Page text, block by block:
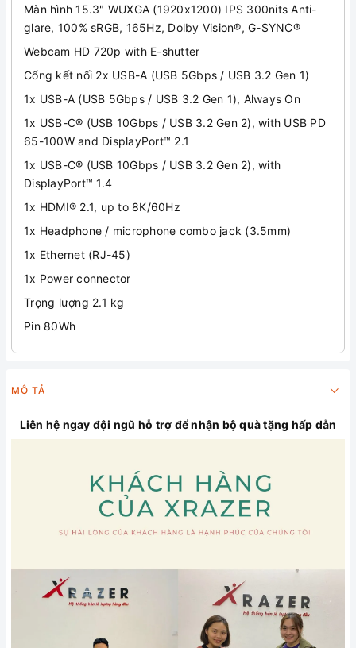
Màn hình 15.3" WUXGA (1920x1200) IPS 300nits Anti-
glare, 100% sRGB, 165Hz, Dolby Vision®, G-SYNC®
Webcam HD 720p with E-shutter
Cổng kết nối 2x USB-A (USB 5Gbps / USB 3.2 Gen 1)
1x USB-A (USB 5Gbps / USB 3.2 Gen 1), Always On
1x USB-C® (USB 10Gbps / USB 3.2 Gen 2), with USB PD
65-100W and DisplayPort™ 2.1
1x USB-C® (USB 10Gbps / USB 3.2 Gen 2), with
DisplayPort™ 1.4
1x HDMI® 2.1, up to 8K/60Hz
1x Headphone / microphone combo jack (3.5mm)
1x Ethernet (RJ-45)
1x Power connector
Trọng lượng 2.1 kg
Pin 80Wh
MÔ TẢ
Liên hệ ngay đội ngũ hỗ trợ để nhận bộ quà tặng hấp dẫn